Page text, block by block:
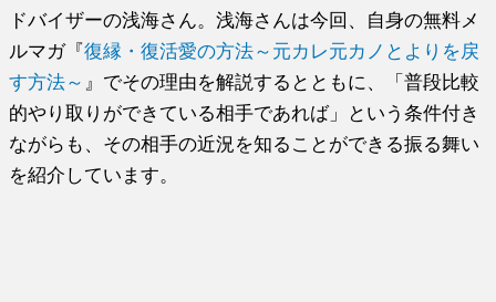
ドバイザーの浅海さん。浅海さんは今回、自身の無料メ
ルマガ『復縁・復活愛の方法～元カレ元カノとよりを戻
す方法～ 』でその理由を解説するとともに、「普段比較
的やり取りができている相手であれば」という条件付き
ながらも、その相手の近況を知ることができる振る舞い
を紹介しています。